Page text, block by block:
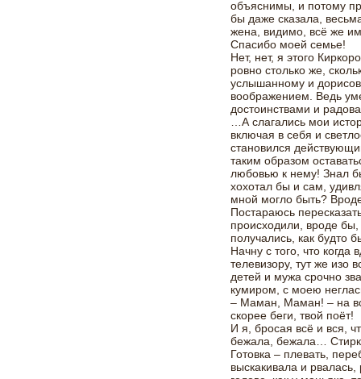
объяснимы, и потому
бы даже сказала,
жена, видимо, всё же
Спасибо моей семье!
Нет, нет, я этого
ровно столько же,
услышанному и
воображением. Ведь
достоинствами и
…А слагались мои
включая в себя и
становился
таким образом
любовью к нему! Знал
хохотал бы и сам,
мной могло быть?
Постараюсь
происходили, вроде
получались, как будто
Начну с того, что когда
телевизору, тут же изо
детей и мужа срочно
кумиром, с моею
– Маман, Маман! – на
скорее беги, твой поёт!
И я, бросая всё и вся,
бежала, бежала…
Готовка – плевать,
выскакивала и